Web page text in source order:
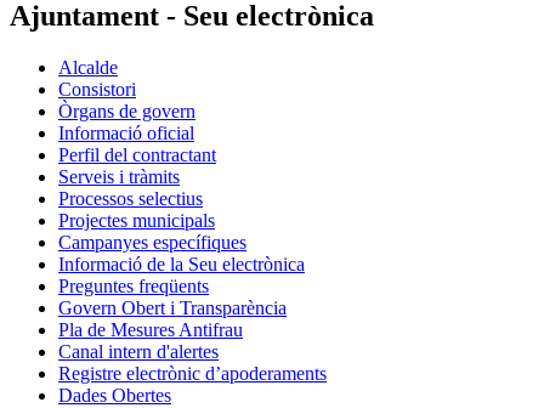
Ajuntament - Seu electrònica
Alcalde
Consistori
Òrgans de govern
Informació oficial
Perfil del contractant
Serveis i tràmits
Processos selectius
Projectes municipals
Campanyes específiques
Informació de la Seu electrònica
Preguntes freqüents
Govern Obert i Transparència
Pla de Mesures Antifrau
Canal intern d'alertes
Registre electrònic d’apoderaments
Dades Obertes